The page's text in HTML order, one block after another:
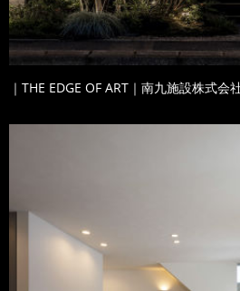
｜THE EDGE OF ART｜南九施設株式会